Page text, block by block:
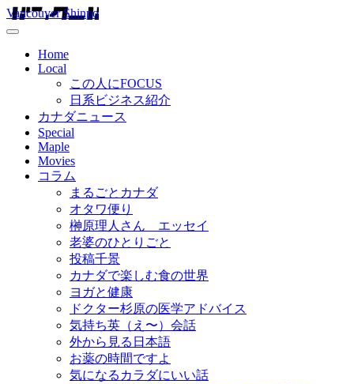
Vancouver Shinpo
Home
Local
この人にFOCUS
日系ビジネス紹介
カナダニュース
Special
Maple
Movies
コラム
まるごとカナダ
オタワ便り
榊原理人さん エッセイ
老婆のひとりごと
投稿千景
カナダで楽しむ食の世界
ヨガと健康
ドクター杉原の医学アドバイス
気持ち英（え〜）会話
外から見る日本語
お薬の時間ですよ
気になるカラダにいい話